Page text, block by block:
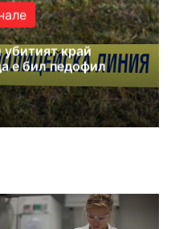
край
е бил педофил